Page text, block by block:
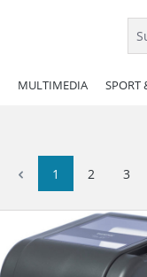
MULTIMEDIA SPORT
1 2 3